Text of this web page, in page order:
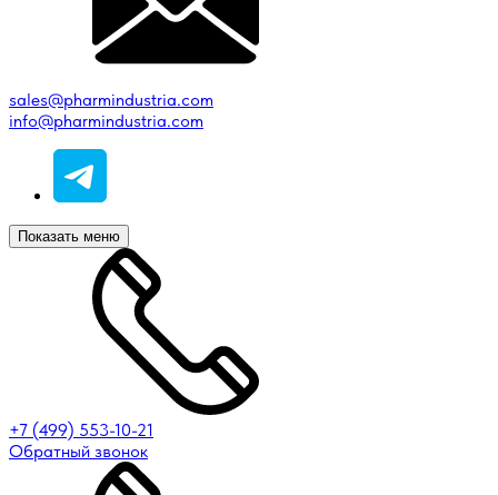
sales@pharmindustria.com
info@pharmindustria.com
Показать меню
+7 (499) 553-10-21
Обратный звонок